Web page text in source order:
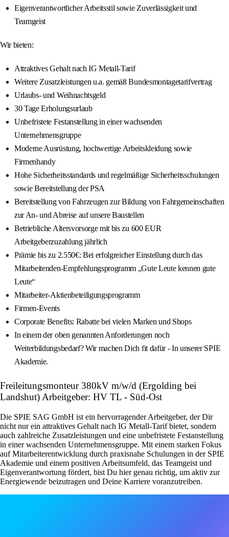
Eigenverantwortlicher Arbeitsstil sowie Zuverlässigkeit und
Teamgeist
Wir bieten:
Attraktives Gehalt nach IG Metall-Tarif
Weitere Zusatzleistungen u.a. gemäß Bundesmontagetarifvertrag
Urlaubs- und Weihnachtsgeld
30 Tage Erholungsurlaub
Unbefristete Festanstellung in einer wachsenden
Unternehmensgruppe
Moderne Ausrüstung, hochwertige Arbeitskleidung sowie
Firmenhandy
Hohe Sicherheitsstandards und regelmäßige Sicherheitsschulungen
sowie Bereitstellung der PSA
Bereitstellung von Fahrzeugen zur Bildung von Fahrgemeinschaften
zur An- und Abreise auf unsere Baustellen
Betriebliche Altersvorsorge mit bis zu 600 EUR
Arbeitgeberzuzahlung jährlich
Prämie bis zu 2.550€: Bei erfolgreicher Einstellung durch das
Mitarbeitenden-Empfehlungsprogramm „Gute Leute kennen gute
Leute“
Mitarbeiter-Aktienbeteiligungsprogramm
Firmen-Events
Corporate Benefits: Rabatte bei vielen Marken und Shops
In einem der oben genannten Anforderungen noch
Weiterbildungsbedarf? Wir machen Dich fit dafür - In unserer SPIE
Akademie.
Freileitungsmonteur 380kV m/w/d (Ergolding bei
Landshut) Arbeitgeber: HV TL - Süd-Ost
Die SPIE SAG GmbH ist ein hervorragender Arbeitgeber, der Dir
nicht nur ein attraktives Gehalt nach IG Metall-Tarif bietet, sondern
auch zahlreiche Zusatzleistungen und eine unbefristete Festanstellung
in einer wachsenden Unternehmensgruppe. Mit einem starken Fokus
auf Mitarbeiterentwicklung durch praxisnahe Schulungen in der SPIE
Akademie und einem positiven Arbeitsumfeld, das Teamgeist und
Eigenverantwortung fördert, bist Du hier genau richtig, um aktiv zur
Energiewende beizutragen und Deine Karriere voranzutreiben.